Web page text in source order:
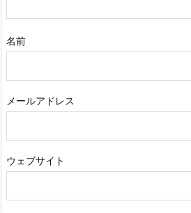
名前
メールアドレス
ウェブサイト